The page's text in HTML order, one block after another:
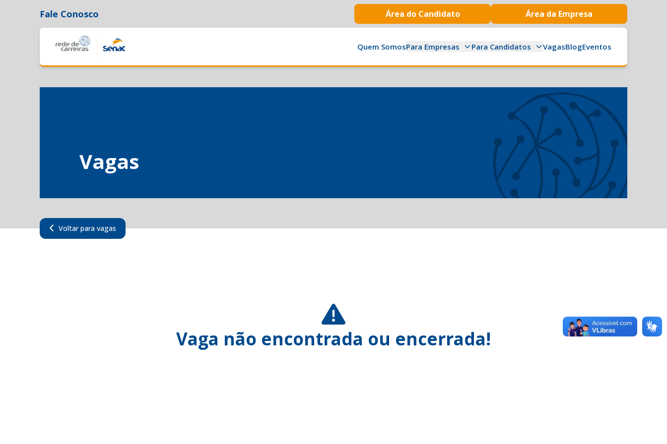
Fale Conosco Área do Candidato Área da Empresa
Quem SomosPara Empresas Para Candidatos VagasBlogEventos
Vagas
Voltar para vagas
Vaga não encontrada ou encerrada!